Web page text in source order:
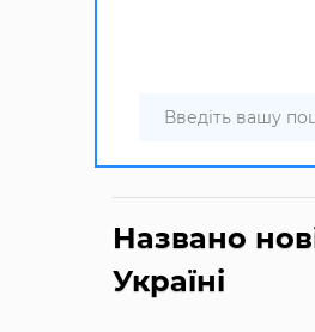
Названо
Україні